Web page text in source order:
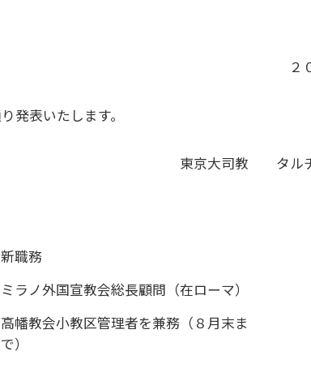
２
発表いたします。
東京大司教 タル
新職務
ミラノ外国宣教会総長顧問（在ローマ）
高幡教会小教区管理者を兼務（８月末ま
で）